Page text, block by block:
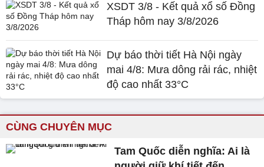
XSDT 3/8 - Kết quả xổ số Đồng
Tháp hôm nay 3/8/2026
Dự báo thời tiết Hà Nội ngày
mai 4/8: Mưa dông rải rác, nhiệt
độ cao nhất 33°C
CÙNG CHUYÊN MỤC
Tam Quốc diễn nghĩa: Ai là